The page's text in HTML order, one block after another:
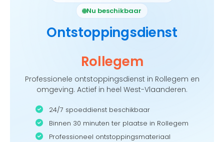
Nu beschikbaar
Ontstoppingsdienst
Rollegem
Professionele ontstoppingsdienst in Rollegem en
omgeving. Actief in heel West-Vlaanderen.
24/7 spoeddienst beschikbaar
Binnen 30 minuten ter plaatse in Rollegem
Professioneel ontstoppingsmateriaal